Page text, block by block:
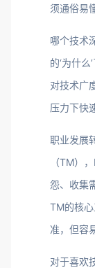
须通俗易
哪个技术
的‘为什么
对技术广
压力下快
职业发展
（TM）
怨、收集
TM的核
准，但容
对于喜欢